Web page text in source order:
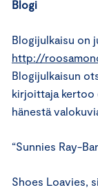
Blogi
Blogijulkaisu on
http://
Blogijulkaisun
kirjoittaja kertoo
hänestä
“Sunnies Ray-
Shoes Loavies,